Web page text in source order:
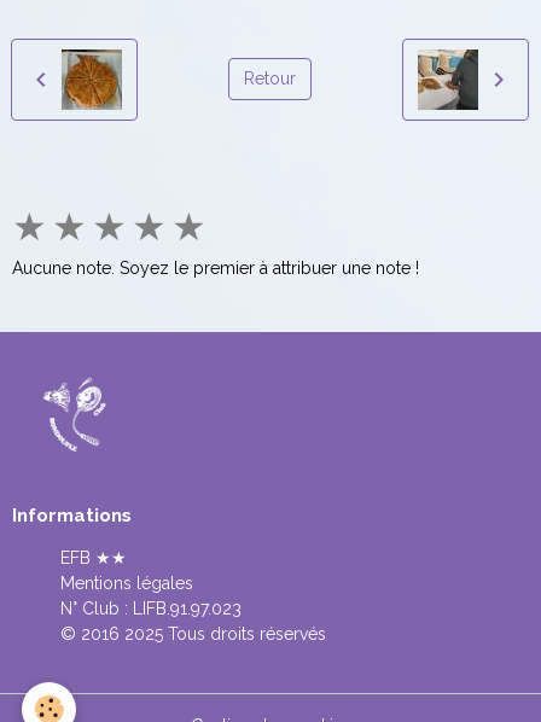
Retour
★ ★ ★ ★ ★
Aucune note. Soyez le premier à attribuer une note !
Informations
EFB ★★
Mentions légales
N° Club : LIFB.91.97.023
© 2016 2025 Tous droits réservés